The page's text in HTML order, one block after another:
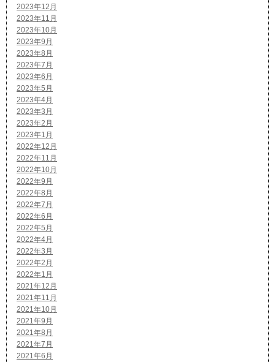
2023年12月
2023年11月
2023年10月
2023年9月
2023年8月
2023年7月
2023年6月
2023年5月
2023年4月
2023年3月
2023年2月
2023年1月
2022年12月
2022年11月
2022年10月
2022年9月
2022年8月
2022年7月
2022年6月
2022年5月
2022年4月
2022年3月
2022年2月
2022年1月
2021年12月
2021年11月
2021年10月
2021年9月
2021年8月
2021年7月
2021年6月